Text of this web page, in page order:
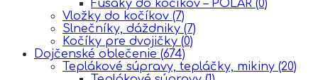
Fusaky do kočíkov – POLAR (0)
Vložky do kočíkov (7)
Slnečníky, dáždniky (7)
Kočíky pre dvojičky (0)
Dojčenské oblečenie (674)
Teplákové súpravy, tepláčky, mikiny (20)